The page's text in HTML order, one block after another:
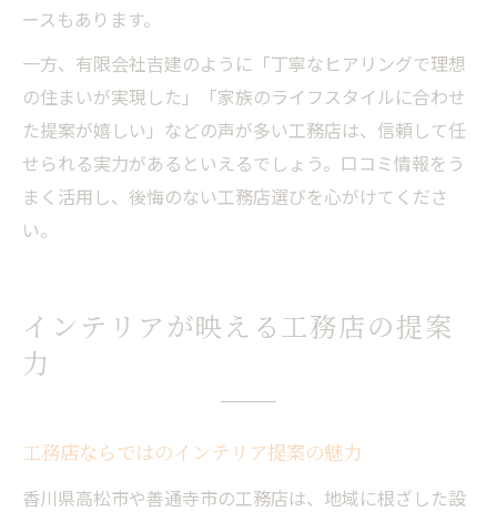
ースもあります。
一方、有限会社吉建のように「丁寧なヒアリングで理想
の住まいが実現した」「家族のライフスタイルに合わせ
た提案が嬉しい」などの声が多い工務店は、信頼して任
せられる実力があるといえるでしょう。口コミ情報をう
まく活用し、後悔のない工務店選びを心がけてくださ
い。
インテリアが映える工務店の提案
力
工務店ならではのインテリア提案の魅力
香川県高松市や善通寺市の工務店は、地域に根ざした設